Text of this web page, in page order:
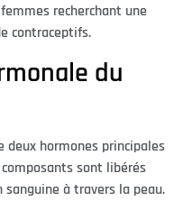
recherchant une
contraceptifs.
du
deux hormones principales
sont libérés
à travers la peau.